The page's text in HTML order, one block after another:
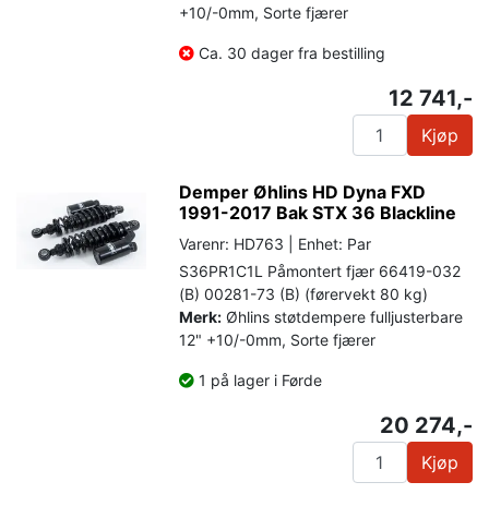
+10/-0mm, Sorte fjærer
Ca. 30 dager fra bestilling
12 741,-
Kjøp
Demper Øhlins HD Dyna FXD
1991-2017 Bak STX 36 Blackline
Varenr: HD763 | Enhet: Par
S36PR1C1L Påmontert fjær 66419-032
(B) 00281-73 (B) (førervekt 80 kg)
Merk: Øhlins støtdempere fulljusterbare
12" +10/-0mm, Sorte fjærer
1 på lager i Førde
20 274,-
Kjøp